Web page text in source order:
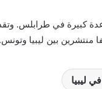
كبيرة في طرابلس.
ليبيا